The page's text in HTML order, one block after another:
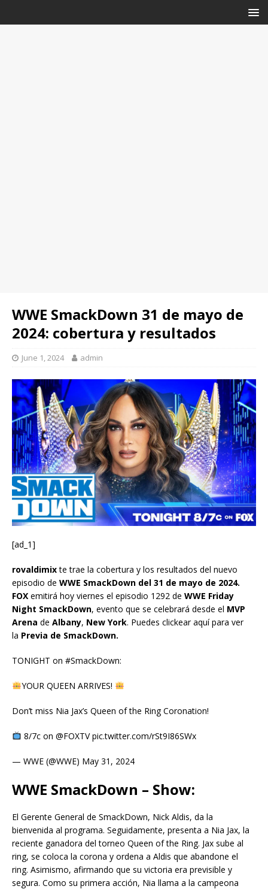
WWE SmackDown 31 de mayo de
2024: cobertura y resultados
June 1, 2024 admin
[ad_1]
rovaldimixte trae la cobertura y los resultados del nuevo
episodio de WWE SmackDown del 31 de mayo de 2024.
FOX emitirá hoy viernes el episodio 1292 de WWE Friday
Night SmackDown, evento que se celebrará desde el MVP
Arena de Albany, New York. Puedes clickear aquí para ver
la Previa de SmackDown.
TONIGHT on #SmackDown:
YOUR QUEEN ARRIVES!
Don’t miss Nia Jax’s Queen of the Ring Coronation!
8/7c on @FOXTV pic.twitter.com/rSt9I86SWx
— WWE (@WWE) May 31, 2024
WWE SmackDown – Show:
El Gerente General de SmackDown, Nick Aldis, da la
bienvenida al programa. Seguidamente, presenta a Nia Jax, la
reciente ganadora del torneo Queen of the Ring. Jax sube al
ring, se coloca la corona y ordena a Aldis que abandone el
ring. Asimismo, afirmando que su victoria era previsible y
segura. Como su primera acción, Nia llama a la campeona